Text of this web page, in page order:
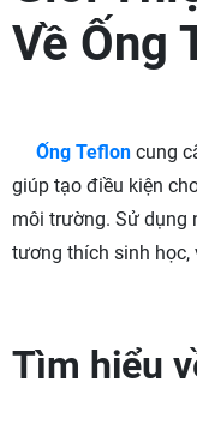
Về Ống
Ống Teflon cung
giúp tạo điều kiện
môi trường. Sử dụng
tương thích sinh
Tìm hiểu